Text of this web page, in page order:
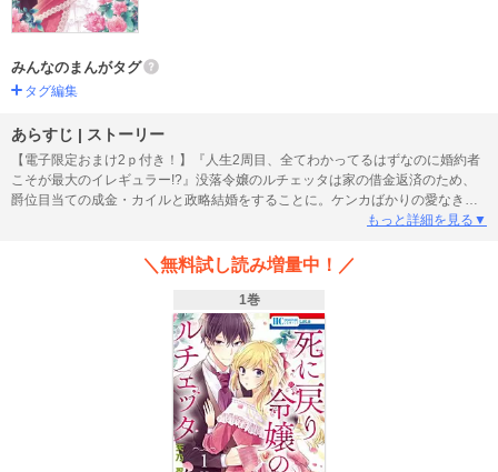
みんなのまんがタグ
タグ編集
あらすじ | ストーリー
【電子限定おまけ2ｐ付き！】『人生2周目、全てわかってるはずなのに婚約者
こそが最大のイレギュラー!?』没落令嬢のルチェッタは家の借金返済のため、
爵位目当ての成金・カイルと政略結婚をすることに。ケンカばかりの愛なき結
婚の果てに、カイルを狙った襲撃事件に巻き込まれ死亡――したはずが、婚約
婚約破棄のためまずは借金返済をすべく、未来を知るアドバンテージを活かし
しに現れて……!?実は昔からずっと私のことを好きだったって本当なの!?溺愛し
たいカイルと婚約破棄したいルチェッタ、ツンデレ同士の婚約破棄ラブコメ開
もっと詳細を見る▼
＼無料試し読み増量中！／
1巻